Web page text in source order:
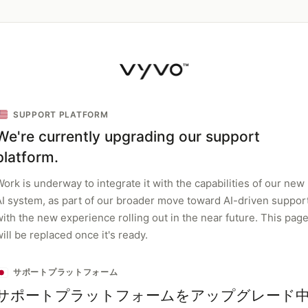
SUPPORT PLATFORM
currently upgrading our support
is underway to integrate it with the capabilities of our new
system, as part of our broader move toward AI-driven
the new experience rolling out in the near future. This page
be replaced once it's ready.
サポートプラットフォーム
ポートプラットフォームをアップグレード中